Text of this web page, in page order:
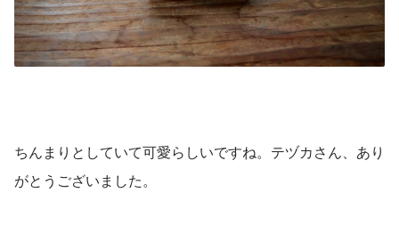
ちんまりとしていて可愛らしいですね。テヅカさん、あり
がとうございました。